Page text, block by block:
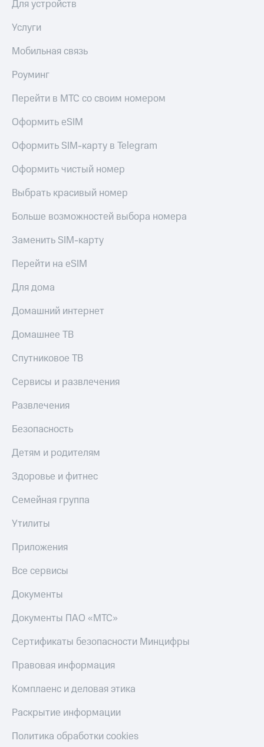
Для устройств
Услуги
Мобильная связь
Роуминг
Перейти в МТС со своим номером
Оформить eSIM
Оформить SIM-карту в Telegram
Оформить чистый номер
Выбрать красивый номер
Больше возможностей выбора номера
Заменить SIM-карту
Перейти на eSIM
Для дома
Домашний интернет
Домашнее ТВ
Спутниковое ТВ
Сервисы и развлечения
Развлечения
Безопасность
Детям и родителям
Здоровье и фитнес
Семейная группа
Утилиты
Приложения
Все сервисы
Документы
Документы ПАО «МТС»
Сертификаты безопасности Минцифры
Правовая информация
Комплаенс и деловая этика
Раскрытие информации
Политика обработки cookies